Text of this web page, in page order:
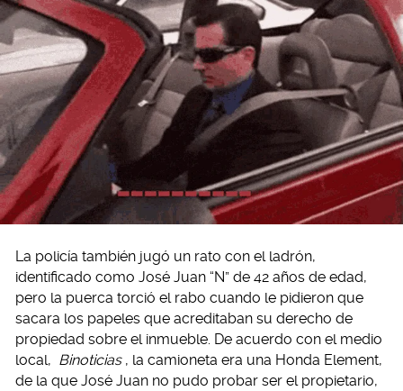
La policía también jugó un rato con el ladrón,
identificado como José Juan “N” de 42 años de edad,
pero la puerca torció el rabo cuando le pidieron que
sacara los papeles que acreditaban su derecho de
propiedad sobre el inmueble. De acuerdo con el medio
local, Binoticias , la camioneta era una Honda Element,
de la que José Juan no pudo probar ser el propietario,